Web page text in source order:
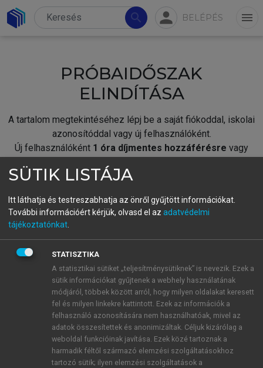
search person BELÉPÉS menu
PRÓBAIDŐSZAK
ELINDÍTÁSA
A tartalom megtekintéséhez lépj be a saját fiókoddal, iskolai
azonosítóddal vagy új felhasználóként.
Új felhasználóként 1 óra díjmentes hozzáférésre vagy
fiókoddal,vagy hozz létre új fiókot.
A regisztráció után apróbaidőszakautomatikusan
BELÉPÉS SAJÁT FIÓKKAL
ÚJ FIÓK LÉTREHOZÁSA
1 óra díjmentes hozzáférés
E-MAIL-CÍM
SÜTIK LISTÁJA
Itt láthatja és testreszabhatja az önről gyűjtött információkat.
További információért kérjük, olvasd el az adatvédelmi
tájékoztatónkat
STATISZTIKA
A statisztikai sütiket „teljesítménysütiknek” is nevezik. Ezek a
sütik információkat gyűjtenek a webhely használatának
módjáról, többek között arról, hogy milyen oldalakat keresett
fel és milyen linkekre kattintott. Ezek az információk a
felhasználó azonosítására nem használhatóak, mivel az
adatok összesítettek és anonimizáltak. Céljuk kizárólag a
weboldal funkcióinak javítása. Ezek közé tartoznak a
harmadik féltől származó elemzési szolgáltatásokhoz
tartozó sütik; ilyen elemzési szolgáltatások a